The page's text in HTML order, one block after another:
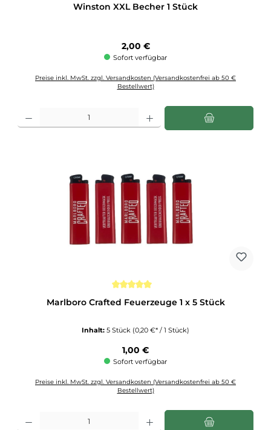
Winston XXL Becher 1 Stück
Regulärer Preis:
2,00 €
Sofort verfügbar
Preise inkl. MwSt. zzgl. Versandkosten (Versandkostenfrei ab 50 €
Bestellwert)
Marlboro Crafted Feuerzeuge 1 x 5 Stück
Inhalt: 5 Stück (0,20 €* / 1 Stück)
Regulärer Preis:
1,00 €
Sofort verfügbar
Preise inkl. MwSt. zzgl. Versandkosten (Versandkostenfrei ab 50 €
Bestellwert)